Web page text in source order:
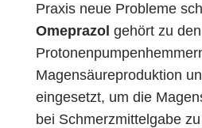
Praxis neue Probleme
Omeprazol gehört zu
Magensäureproduktion
eingesetzt, um die
bei Schmerzmittelgabe